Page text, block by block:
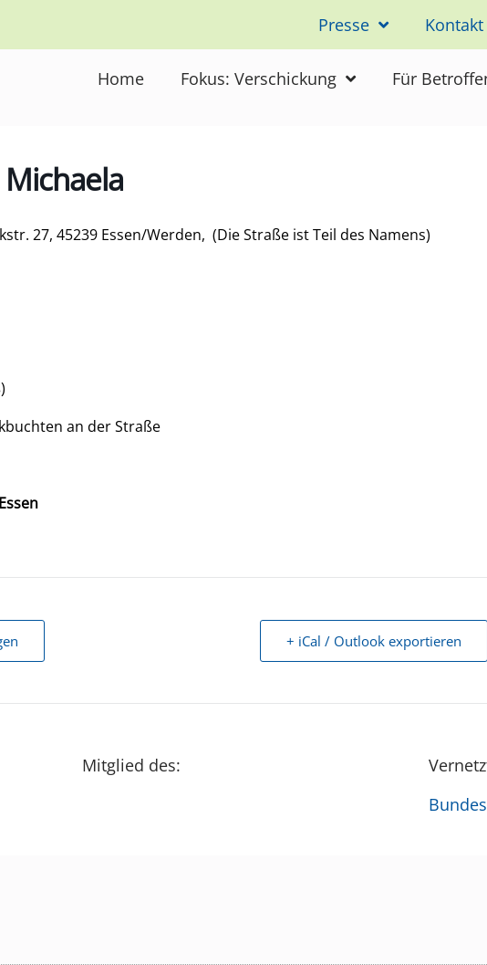
Presse Kontakt
Home Fokus: Verschickung Für
Michaela
27, 45239 Essen/Werden, (Die Straße ist Teil des Namens)
an der Straße
+ iCal / Outlook exportieren
Mitglied des: